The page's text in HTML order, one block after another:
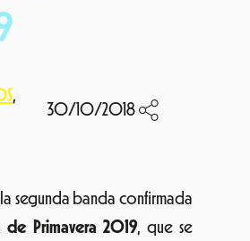
30/10/2018
segunda banda confirmada
de Primavera 2019, que se